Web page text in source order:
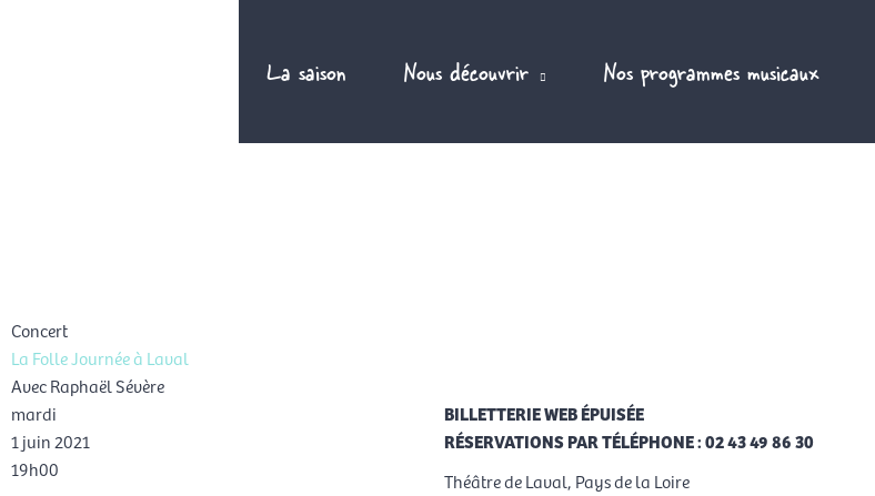
La saison Nous découvrir Nos programmes musicaux
Concert
La Folle Journée à Laval
Avec Raphaël Sévère
mardi
1 juin 2021
19h00
BILLETTERIE WEB ÉPUISÉE
RÉSERVATIONS PAR TÉLÉPHONE : 02 43 49 86 30
Théâtre de Laval, Pays de la Loire